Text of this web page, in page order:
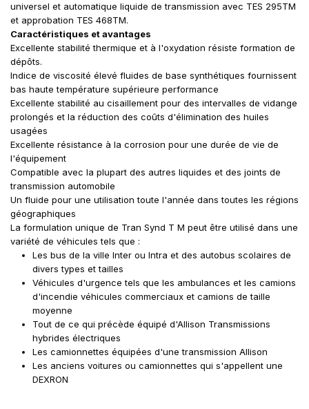
universel et automatique liquide de transmission avec TES 295TM
et approbation TES 468TM.
Caractéristiques et avantages
Excellente stabilité thermique et à l'oxydation résiste formation de
dépôts.
Indice de viscosité élevé fluides de base synthétiques fournissent
bas haute température supérieure performance
Excellente stabilité au cisaillement pour des intervalles de vidange
prolongés et la réduction des coûts d'élimination des huiles
usagées
Excellente résistance à la corrosion pour une durée de vie de
l'équipement
Compatible avec la plupart des autres liquides et des joints de
transmission automobile
Un fluide pour une utilisation toute l'année dans toutes les régions
géographiques
La formulation unique de Tran Synd T M peut être utilisé dans une
variété de véhicules tels que :
Les bus de la ville Inter ou Intra et des autobus scolaires de
divers types et tailles
Véhicules d'urgence tels que les ambulances et les camions
d'incendie véhicules commerciaux et camions de taille
moyenne
Tout de ce qui précède équipé d'Allison Transmissions
hybrides électriques
Les camionnettes équipées d'une transmission Allison
Les anciens voitures ou camionnettes qui s'appellent une
DEXRON